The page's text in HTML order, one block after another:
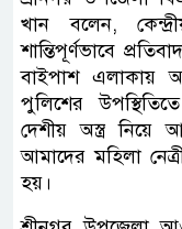
খান বলেন,
শান্তিপূর্ণভাবে
বাইপাশ এলাকায়
পুলিশের
দেশীয় অস্ত্র নিয়ে
আমাদের মহিলা
হয়।